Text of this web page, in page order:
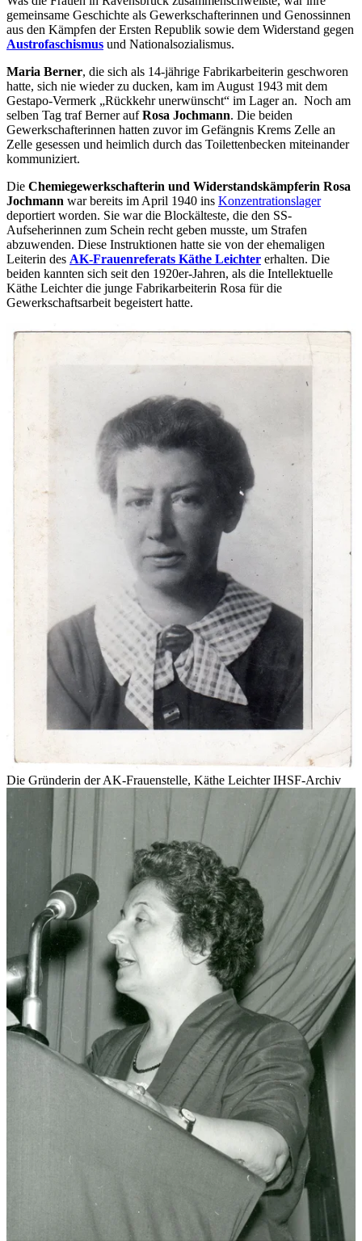
gemeinsame Geschichte als Gewerkschafterinnen und Genossinnen
aus den Kämpfen der Ersten Republik sowie dem Widerstand gegen
Austrofaschismus und Nationalsozialismus.
Maria Berner, die sich als 14-jährige Fabrikarbeiterin geschworen
hatte, sich nie wieder zu ducken, kam im August 1943 mit dem
Gestapo-Vermerk „Rückkehr unerwünscht“ im Lager an. Noch am
selben Tag traf Berner aufRosa Jochmann. Die beiden
Gewerkschafterinnen hatten zuvor im Gefängnis Krems Zelle an
Zelle gesessen und heimlich durch das Toilettenbecken miteinander
kommuniziert.
Die Chemiegewerkschafterin und Widerstandskämpferin Rosa
Jochmann war bereits im April 1940 ins Konzentrationslager
deportiert worden. Sie war die Blockälteste, die den SS-
Aufseherinnen zum Schein recht geben musste, um Strafen
abzuwenden. Diese Instruktionen hatte sie von der ehemaligen
Leiterin des AK-Frauenreferats Käthe Leichter erhalten. Die
beiden kannten sich seit den 1920er-Jahren, als die Intellektuelle
Käthe Leichter die junge Fabrikarbeiterin Rosa für die
Gewerkschaftsarbeit begeistert hatte.
Die Gründerin der AK-Frauenstelle, Käthe Leichter IHSF-Archiv